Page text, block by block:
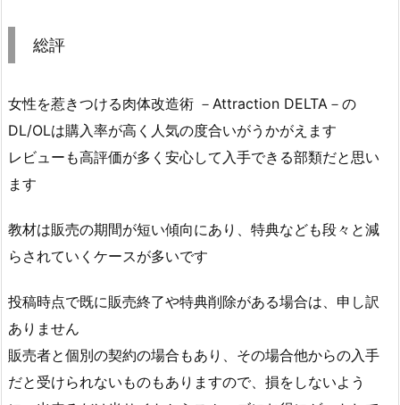
総評
女性を惹きつける肉体改造術 －Attraction DELTA－の
DL/OLは購入率が高く人気の度合いがうかがえます
レビューも高評価が多く安心して入手できる部類だと思い
ます
教材は販売の期間が短い傾向にあり、特典なども段々と減
らされていくケースが多いです
投稿時点で既に販売終了や特典削除がある場合は、申し訳
ありません
販売者と個別の契約の場合もあり、その場合他からの入手
だと受けられないものもありますので、損をしないよう